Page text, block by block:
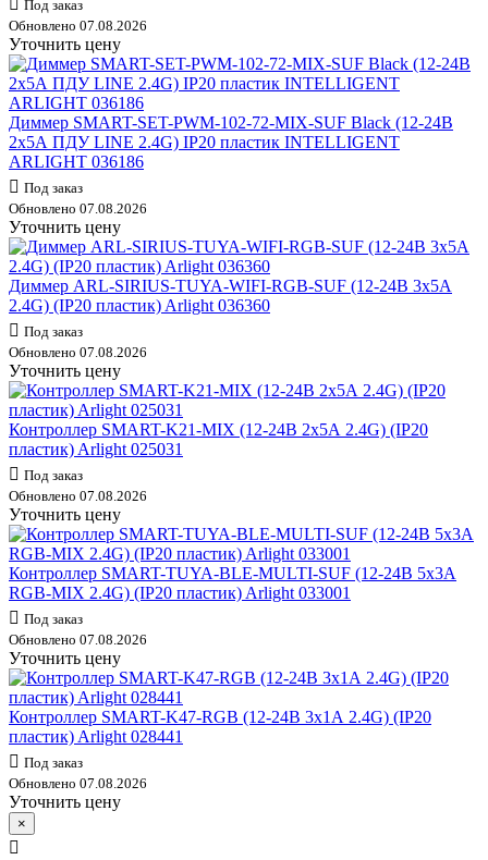
Под заказ
Обновлено 07.08.2026
Уточнить цену
Диммер SMART-SET-PWM-102-72-MIX-SUF Black (12-24В
2х5А ПДУ LINE 2.4G) IP20 пластик INTELLIGENT
ARLIGHT 036186
Под заказ
Обновлено 07.08.2026
Уточнить цену
Диммер ARL-SIRIUS-TUYA-WIFI-RGB-SUF (12-24В 3х5А
2.4G) (IP20 пластик) Arlight 036360
Под заказ
Обновлено 07.08.2026
Уточнить цену
Контроллер SMART-K21-MIX (12-24В 2х5А 2.4G) (IP20
пластик) Arlight 025031
Под заказ
Обновлено 07.08.2026
Уточнить цену
Контроллер SMART-TUYA-BLE-MULTI-SUF (12-24В 5х3А
RGB-MIX 2.4G) (IP20 пластик) Arlight 033001
Под заказ
Обновлено 07.08.2026
Уточнить цену
Контроллер SMART-K47-RGB (12-24В 3х1А 2.4G) (IP20
пластик) Arlight 028441
Под заказ
Обновлено 07.08.2026
Уточнить цену
×